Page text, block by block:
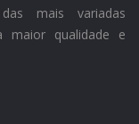
mais variadas
maior qualidade e